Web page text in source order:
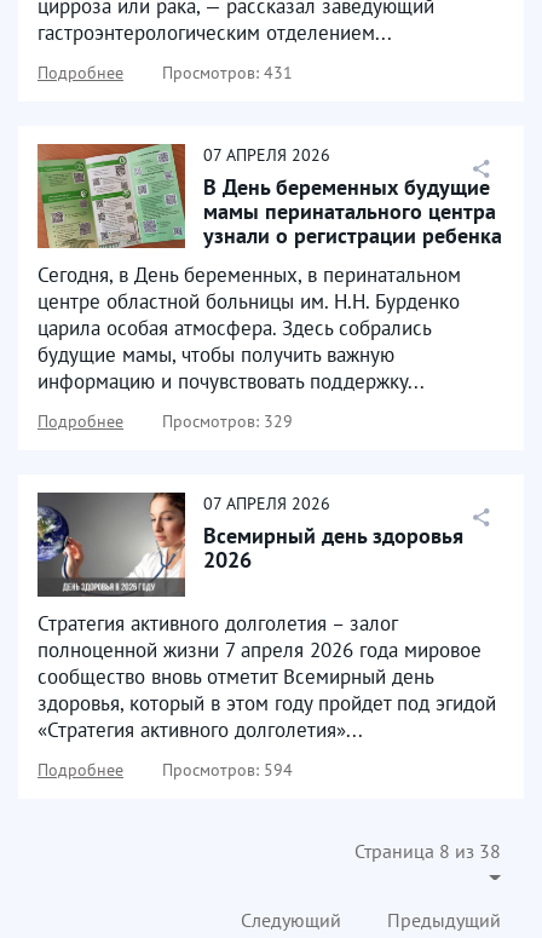
цирроза или рака, — рассказал заведующий
гастроэнтерологическим отделением...
Подробнее Просмотров: 431
07 АПРЕЛЯ 2026
В День беременных будущие
мамы перинатального центра
узнали о регистрации ребенка
Сегодня, в День беременных, в перинатальном
центре областной больницы им. Н.Н. Бурденко
царила особая атмосфера. Здесь собрались
будущие мамы, чтобы получить важную
информацию и почувствовать поддержку...
Подробнее Просмотров: 329
07 АПРЕЛЯ 2026
Всемирный день здоровья
2026
Стратегия активного долголетия – залог
полноценной жизни 7 апреля 2026 года мировое
сообщество вновь отметит Всемирный день
здоровья, который в этом году пройдет под эгидой
«Стратегия активного долголетия»...
Подробнее Просмотров: 594
Страница 8 из 38
Предыдущий
Следующий